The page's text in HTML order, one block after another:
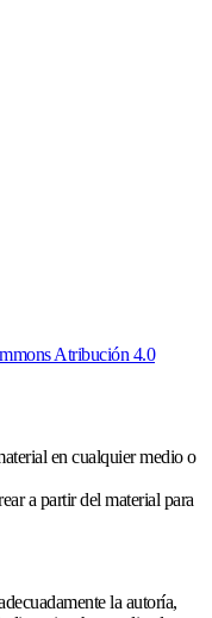
Atribución 4.0
en cualquier medio o
a partir del material para
la autoría,